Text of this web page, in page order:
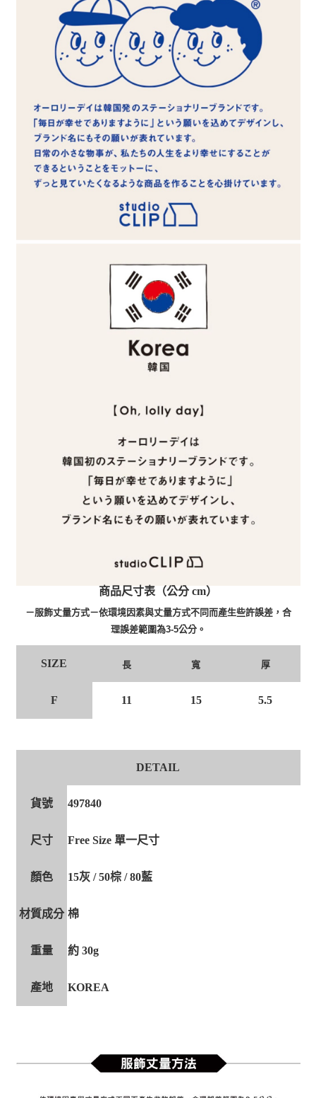
商品尺寸表（公分 cm）
－服飾丈量方式－依環境因素與丈量方式不同而產生些許誤差，合
理誤差範圍為3-5公分。
SIZE 長 寬 厚
F 11 15 5.5
DETAIL
貨號 497840
尺寸 Free Size 單一尺寸
顏色 15灰 / 50棕 / 80藍
材質成分 棉
重量 約 30g
產地 KOREA